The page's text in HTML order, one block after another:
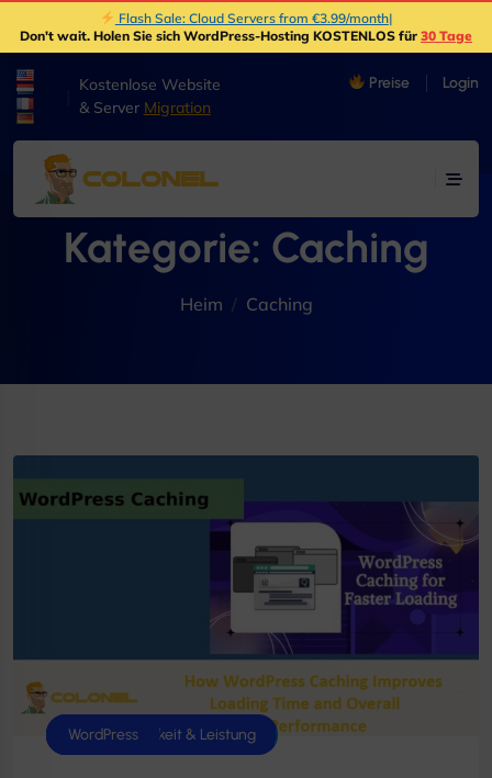
Flash Sale: Cloud Servers from €3.99/month|
Don't wait. Holen Sie sich WordPress-Hosting KOSTENLOS für 30 Tage
Kostenlose Website
& Server Migration
Preise Login
Kategorie: Caching
Heim Caching
Caching
Geschwindigkeit & Leistung
WordPress